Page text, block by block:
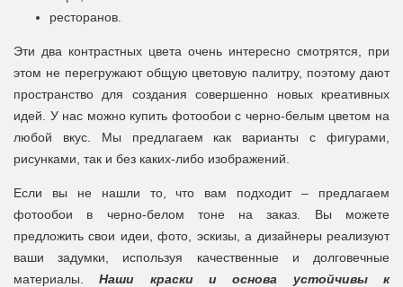
ресторанов.
Эти два контрастных цвета очень интересно смотрятся, при
этом не перегружают общую цветовую палитру, поэтому дают
пространство для создания совершенно новых креативных
идей. У нас можно купить фотообои с черно-белым цветом на
любой вкус. Мы предлагаем как варианты с фигурами,
рисунками, так и без каких-либо изображений.
Если вы не нашли то, что вам подходит – предлагаем
фотообои в черно-белом тоне на заказ. Вы можете
предложить свои идеи, фото, эскизы, а дизайнеры реализуют
ваши задумки, используя качественные и долговечные
материалы.
Наши краски и основа устойчивы к